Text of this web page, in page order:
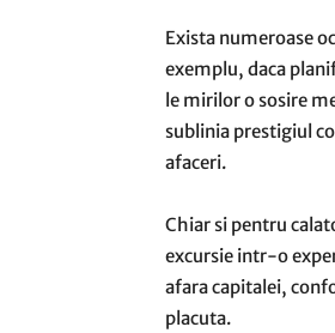
Exista numeroase
exemplu, daca
le mirilor o sosire
sublinia prestigiul
afaceri.
Chiar si pentru
excursie intr-o
afara capitalei,
placuta.